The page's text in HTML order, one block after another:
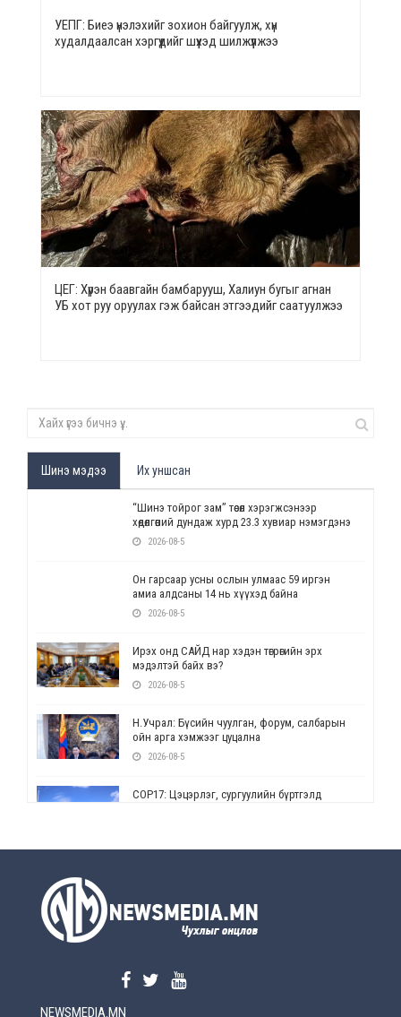
УЕПГ: Биеэ үнэлэхийг зохион байгуулж, хүн
худалдаалсан хэргүүдийг шүүхэд шилжүүлжээ
ЦЕГ: Хүрэн баавгайн бамбарууш, Халиун бугыг агнан
УБ хот руу оруулах гэж байсан этгээдийг саатуулжээ
Шинэ мэдээ Их уншсан
“Шинэ тойрог зам” төсөл хэрэгжсэнээр
хөдөлгөөний дундаж хурд 23.3 хувиар нэмэгдэнэ
2026-08-5
Он гарсаар усны ослын улмаас 59 иргэн
амиа алдсаны 14 нь хүүхэд байна
2026-08-5
Ирэх онд САЙД нар хэдэн төгрөгийн эрх
мэдэлтэй байх вэ?
2026-08-5
Н.Учрал: Бүсийн чуулган, форум, салбарын
ойн арга хэмжээг цуцална
2026-08-5
СОР17: Цэцэрлэг, сургуулийн бүртгэлд
2026-08-5
2026-08-5
NEWSMEDIA.MN